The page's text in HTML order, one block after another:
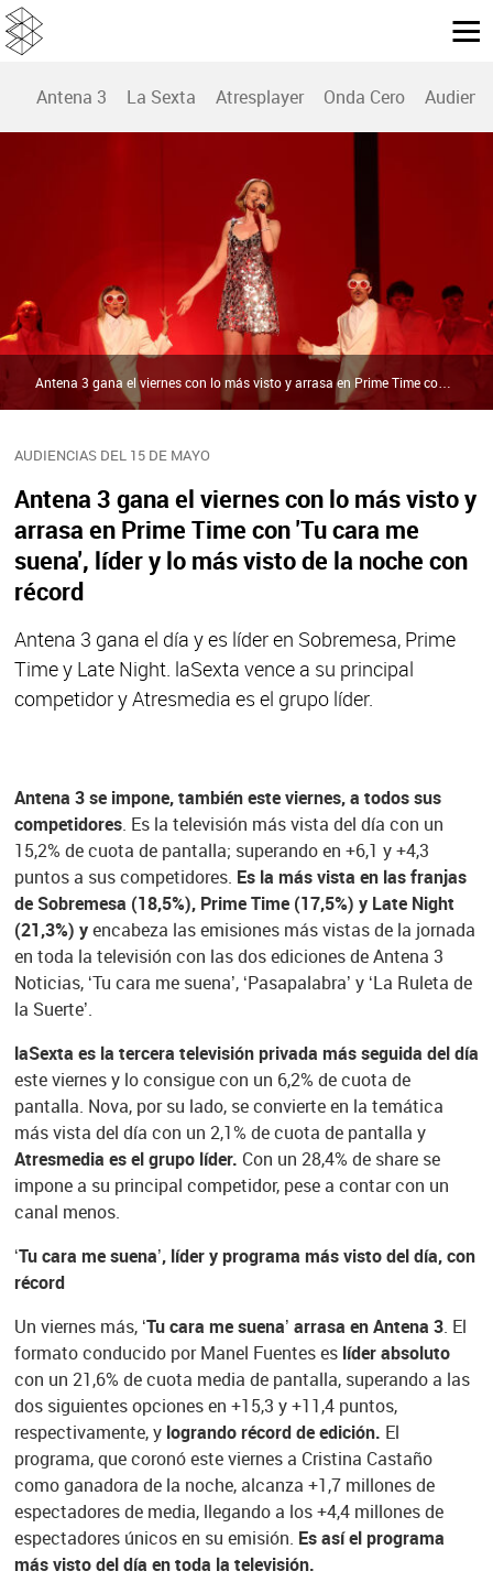
Antena 3 La Sexta Atresplayer Onda Cero
AUDIENCIAS DEL 15 DE MAYO
Antena 3 gana el viernes con lo más visto y
arrasa en Prime Time con 'Tu cara me
suena', líder y lo más visto de la noche con
récord
Antena 3 gana el día y es líder en Sobremesa, Prime
Time y Late Night. laSexta vence a su principal
competidor y Atresmedia es el grupo líder.
Antena 3 gana el viernes con lo más visto y arrasa en Prime Time con 'Tu cara me suena', líder y lo más visto de la noche con récord | ATRESMEDIA
Antena 3 se impone, también este viernes, a todos sus
competidores. Es la televisión más vista del día con un
15,2% de cuota de pantalla; superando en +6,1 y +4,3
puntos a sus competidores. Es la más vista en las franjas
de Sobremesa (18,5%), Prime Time (17,5%) y Late Night
(21,3%) yencabeza las emisiones más vistas de la jornada
en toda la televisión con las dos ediciones de Antena 3
Noticias, ‘Tu cara me suena’, ‘Pasapalabra’ y ‘La Ruleta de
la Suerte’.
laSexta es la tercera televisión privada más seguida del día
este viernes y lo consigue con un 6,2% de cuota de
pantalla. Nova, por su lado, se convierte en la temática
más vista del día con un 2,1% de cuota de pantalla y
Atresmedia es el grupo líder. Con un 28,4% de share se
impone a su principal competidor, pese a contar con un
canal menos.
‘Tu cara me suena’, líder y programa más visto del día, con
récord
Un viernes más, ‘Tu cara me suena’ arrasa en Antena 3. El
formato conducido por Manel Fuentes eslíder absoluto
con un 21,6% de cuota media de pantalla, superando a las
dos siguientes opciones en +15,3 y +11,4 puntos,
respectivamente, y logrando récord de edición. El
programa, que coronó este viernes a Cristina Castaño
como ganadora de la noche, alcanza +1,7 millones de
espectadores de media, llegando a los +4,4 millones de
espectadores únicos en su emisión. Es así el programa
más visto del día en toda la televisión.